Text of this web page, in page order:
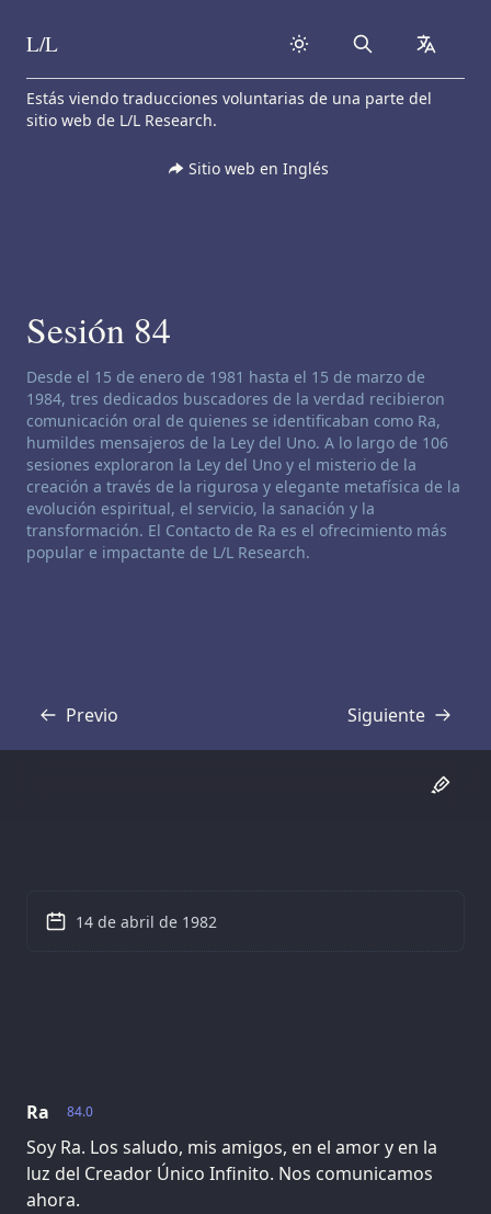
Skip to content
L/L Search
Estás viendo traducciones voluntarias de una parte del
sitio web de L/L Research.
Sitio web en Inglés
Sesión 84
Descargo de responsabilidad de canalización:
Desde el 15 de enero de 1981 hasta el 15 de marzo de
1984, tres dedicados buscadores de la verdad recibieron
comunicación oral de quienes se identificaban como Ra,
humildes mensajeros de la Ley del Uno. A lo largo de 106
sesiones exploraron la Ley del Uno y el misterio de la
creación a través de la rigurosa y elegante metafísica de la
evolución espiritual, el servicio, la sanación y la
transformación. El Contacto de Ra es el ofrecimiento más
popular e impactante de L/L Research.
Previo
Transcripción Siguiente
Transcripción
84.0
Ra
Soy Ra. Los saludo, mis amigos, en el amor y en la
luz del Creador Único Infinito. Nos comunicamos
ahora.
14 de abril de 1982